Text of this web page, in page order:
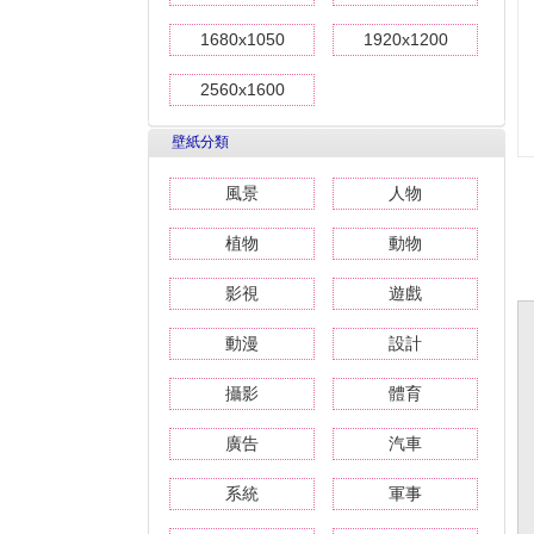
1680x1050 1920x1200
2560x1600
壁紙分類
風景 人物
植物 動物
影視 遊戲
動漫 設計
攝影 體育
廣告 汽車
系統 軍事